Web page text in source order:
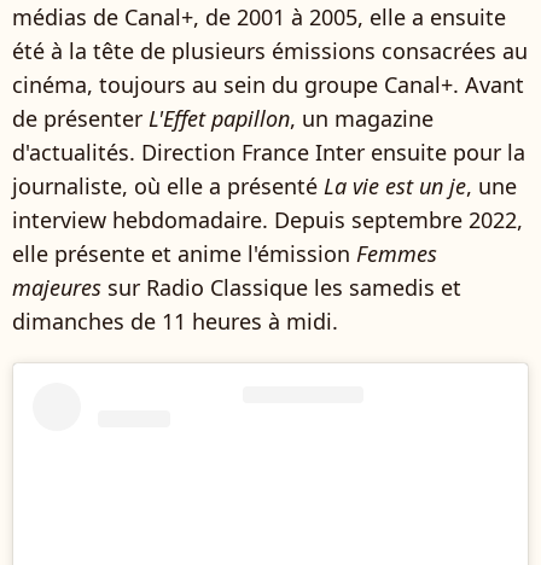
médias de Canal+, de 2001 à 2005, elle a ensuite
été à la tête de plusieurs émissions consacrées au
cinéma, toujours au sein du groupe Canal+. Avant
de présenter L'Effet papillon, un magazine
d'actualités. Direction France Inter ensuite pour la
journaliste, où elle a présenté La vie est un je, une
interview hebdomadaire. Depuis septembre 2022,
elle présente et anime l'émission Femmes
majeures sur Radio Classique les samedis et
dimanches de 11 heures à midi.